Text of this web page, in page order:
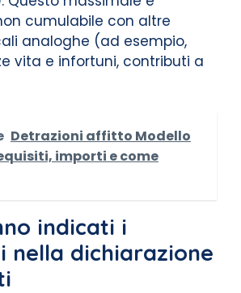
cumulabile con altre
analoghe (ad esempio,
vita e infortuni, contributi a
Detrazioni affitto Modello
importi e come
indicati i
nella dichiarazione